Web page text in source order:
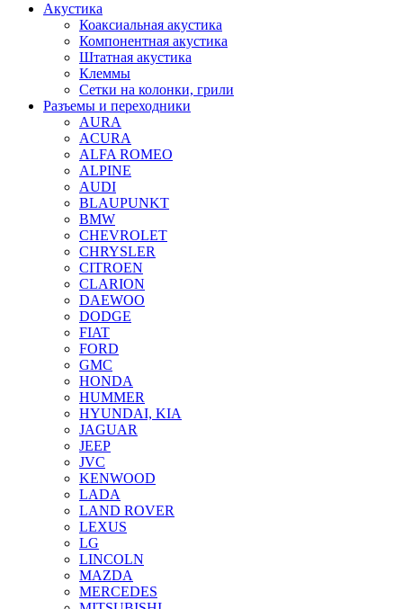
Акустика
Коаксиальная акустика
Компонентная акустика
Штатная акустика
Клеммы
Сетки на колонки, грили
Разъемы и переходники
AURA
ACURA
ALFA ROMEO
ALPINE
AUDI
BLAUPUNKT
BMW
CHEVROLET
CHRYSLER
CITROEN
CLARION
DAEWOO
DODGE
FIAT
FORD
GMC
HONDA
HUMMER
HYUNDAI, KIA
JAGUAR
JEEP
JVC
KENWOOD
LADA
LAND ROVER
LEXUS
LG
LINCOLN
MAZDA
MERCEDES